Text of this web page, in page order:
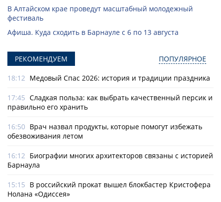
В Алтайском крае проведут масштабный молодежный
фестиваль
Афиша. Куда сходить в Барнауле с 6 по 13 августа
РЕКОМЕНДУЕМ ПОПУЛЯРНОЕ
18:12 Медовый Спас 2026: история и традиции праздника
17:45 Сладкая польза: как выбрать качественный персик и
правильно его хранить
16:50 Врач назвал продукты, которые помогут избежать
обезвоживания летом
16:12 Биографии многих архитекторов связаны с историей
Барнаула
15:15 В российский прокат вышел блокбастер Кристофера
Нолана «Одиссея»